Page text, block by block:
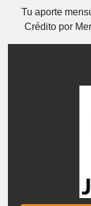
Tu aporte
Crédito por